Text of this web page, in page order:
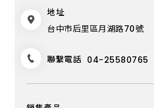
地址
台中市后里區月湖路70號
聯繫電話 04-25580765